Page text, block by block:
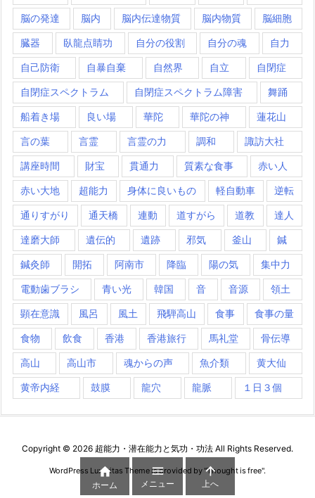
脳の発達 脳内 脳内伝達物質 脳内物質 脳細胞
臓器 臥龍点睛功 自分の役割 自分の魂 自力
自己防衛 自暴自棄 自然界 自立 自閉症
自閉症スペクトラム 自閉症スペクトラム障害 舞踊
船着き場 良い場 華陀 華陀の神 蓮花山
言の葉 言霊 言霊の力 調和 諏訪大社
講座時間 財宝 貫通力 質素な食事 赤い人
赤い大地 超能力 身体に良いもの 軽自動車 逆転
通りすがり 通天橋 連動 道すがら 道教 達人
達磨大師 遺伝的 遺跡 邪気 釜山 鍼
鍼灸師 開拓 阿南市 降臨 陽の気 集中力
電動歯ブラシ 青い光 韓国 音 音源 領土
顕在意識 風呂 風土 飛騨高山 食事 食事の量
食物 飲食 香港 香港旅行 馬礼堂 骨伝導
高山 高山市 魂からの声 魚介類 黄大仙
黄帝内経 鼓膜 龍穴 龍脈 １日３個
Copyright © 2026 超能力・潜在能力と気功・功法 All Rights Reserved.
WordPress Luxeritas Theme is provided by "Thought is free".

ホーム

メニュー

上へ